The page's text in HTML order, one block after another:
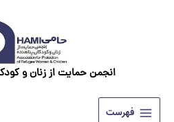
انجمن حمایت از زنان و
فهرست